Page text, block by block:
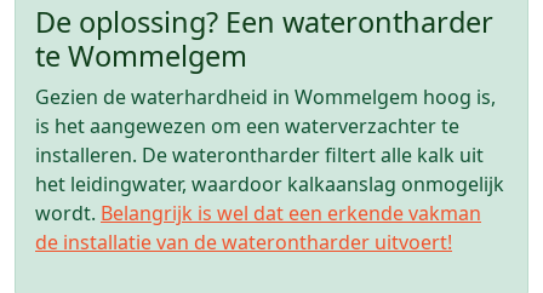
De oplossing? Een waterontharder
te Wommelgem
Gezien de waterhardheid in Wommelgem hoog is,
is het aangewezen om een waterverzachter te
installeren. De waterontharder filtert alle kalk uit
het leidingwater, waardoor kalkaanslag onmogelijk
wordt. Belangrijk is wel dat een erkende vakman
de installatie van de waterontharder uitvoert!